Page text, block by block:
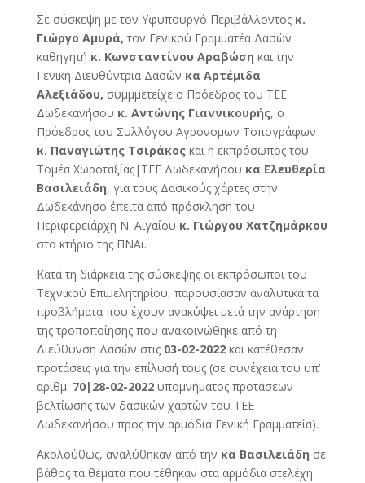
Σε σύσκεψη με τον Υφυπουργό Περιβάλλοντος κ.
Γιώργο Αμυρά, τον Γενικού Γραμματέα Δασών
καθηγητή κ. Κωνσταντίνου Αραβώση και την
Γενική Διευθύντρια Δασών κα Αρτέμιδα
Αλεξιάδου, συμμμετείχε ο Πρόεδρος του ΤΕΕ
Δωδεκανήσου κ. Αντώνης Γιαννικουρής, ο
Πρόεδρος του Συλλόγου Αγρονομων Τοπογράφων
κ. Παναγιώτης Τσιράκοςκαι η εκπρόσωπος του
Τομέα Χωροταξίας|ΤΕΕ Δωδεκανήσου κα Ελευθερία
Βασιλειάδη, για τους Δασικούς χάρτες στην
Δωδεκάνησο έπειτα από πρόσκληση του
Περιφερειάρχη Ν. Αιγαίου κ. Γιώργου Χατζημάρκου
στο κτήριο της ΠΝΑι.
Κατά τη διάρκεια της σύσκεψης οι εκπρόσωποι του
Τεχνικού Επιμελητηρίου, παρουσίασαν αναλυτικά τα
προβλήματα που έχουν ανακύψει μετά την ανάρτηση
της τροποποίησης που ανακοινώθηκε από τη
Διεύθυνση Δασών στις 03-02-2022και κατέθεσαν
προτάσεις για την επίλυσή τους (σε συνέχεια του υπ’
αριθμ. 70|28-02-2022υπομνήματος προτάσεων
βελτίωσης των δασικών χαρτών του ΤΕΕ
Δωδεκανήσου προς την αρμόδια Γενική Γραμματεία).
Ακολούθως, αναλύθηκαν από την κα Βασιλειάδη σε
βάθος τα θέματα που τέθηκαν στα αρμόδια στελέχη